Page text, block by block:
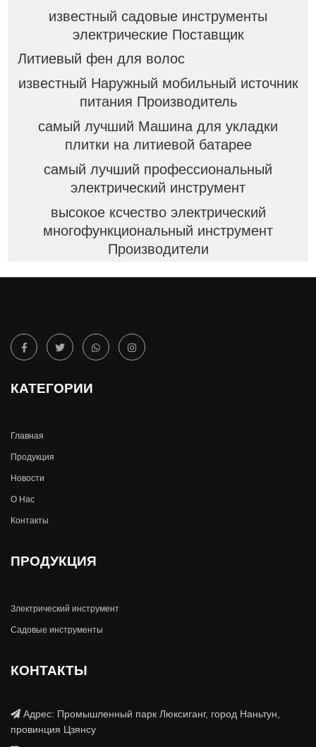
известный садовые инструменты
электрические Поставщик
Литиевый фен для волос
известный Наружный мобильный источник
питания Производитель
самый лучший Машина для укладки
плитки на литиевой батарее
самый лучший профессиональный
электрический инструмент
высокое ксчество электрический
многофункциональный инструмент
Производители
КАТЕГОРИИ
Главная
Продукция
Новости
О Hас
Контакты
ПРОДУКЦИЯ
Злектрический инструмент
Садовые инструменты
КОНТАКТЫ
Адрес: Промышленный парк Люксиганг, город Наньтун,
провинция Цзянсу